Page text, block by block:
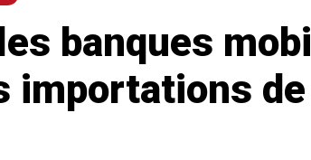
banques
importations